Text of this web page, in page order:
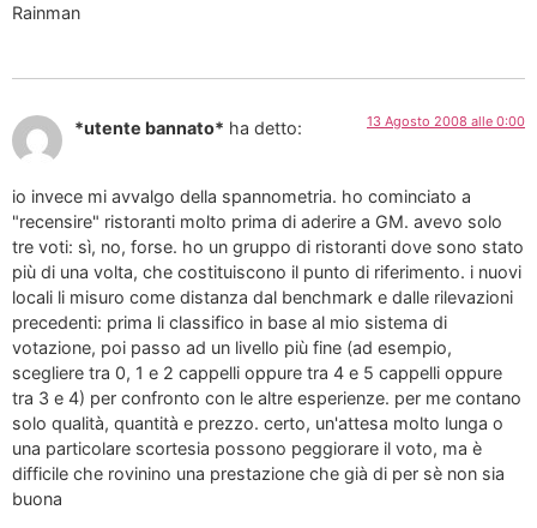
Rainman
*utente bannato* ha detto: 13 Agosto 2008 alle 0:00
io invece mi avvalgo della spannometria. ho cominciato a
"recensire" ristoranti molto prima di aderire a GM. avevo solo
tre voti: sì, no, forse. ho un gruppo di ristoranti dove sono stato
più di una volta, che costituiscono il punto di riferimento. i nuovi
locali li misuro come distanza dal benchmark e dalle rilevazioni
precedenti: prima li classifico in base al mio sistema di
votazione, poi passo ad un livello più fine (ad esempio,
scegliere tra 0, 1 e 2 cappelli oppure tra 4 e 5 cappelli oppure
tra 3 e 4) per confronto con le altre esperienze. per me contano
solo qualità, quantità e prezzo. certo, un'attesa molto lunga o
una particolare scortesia possono peggiorare il voto, ma è
difficile che rovinino una prestazione che già di per sè non sia
buona